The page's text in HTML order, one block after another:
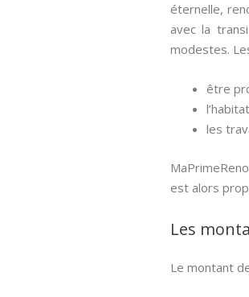
éternelle,
avec la
modestes.
être
les
est alors
Les
Le montant